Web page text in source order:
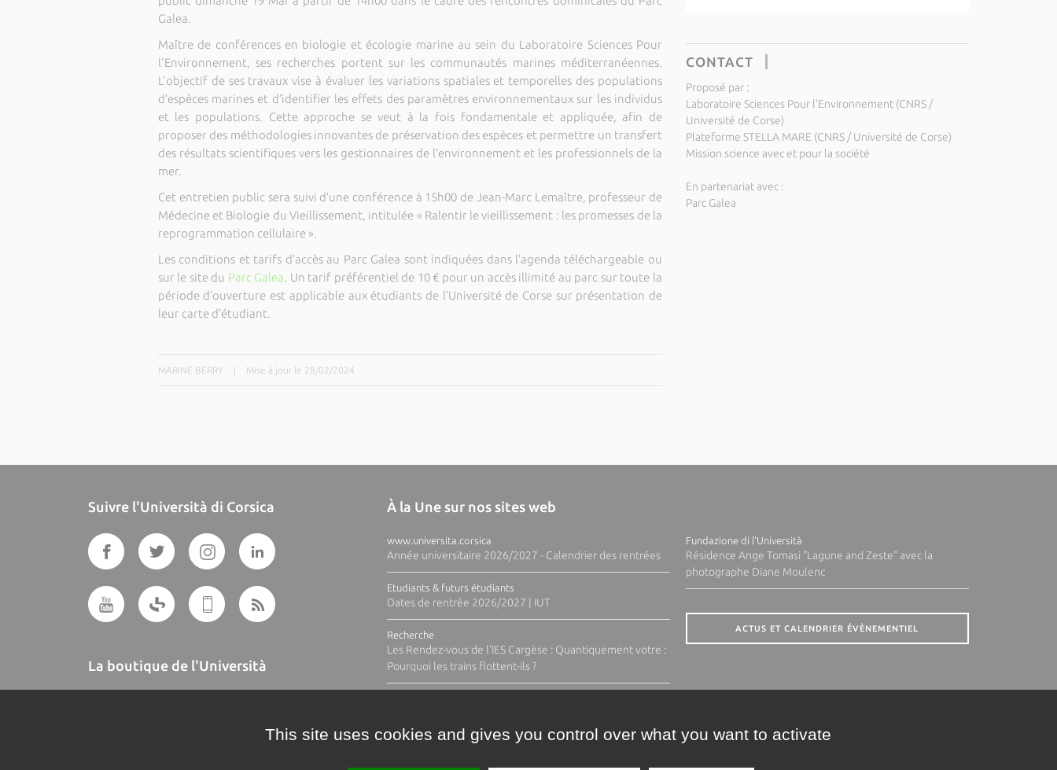
Galea.
Maître de conférences en biologie et écologie marine au sein du Laboratoire Sciences Pour
l'Environnement, ses recherches portent sur les communautés marines méditerranéennes.
L'objectif de ses travaux vise à évaluer les variations spatiales et temporelles des populations
d’espèces marines et d’identifier les effets des paramètres environnementaux sur les individus
et les populations. Cette approche se veut à la fois fondamentale et appliquée, afin de
proposer des méthodologies innovantes de préservation des espèces et permettre un transfert
des résultats scientifiques vers les gestionnaires de l’environnement et les professionnels de la
mer.
Cet entretien public sera suivi d’une conférence à 15h00 de Jean-Marc Lemaître, professeur de
Médecine et Biologie du Vieillissement, intitulée « Ralentir le vieillissement : les promesses de la
reprogrammation cellulaire ».
Les conditions et tarifs d’accès au Parc Galea sont indiquées dans l’agenda téléchargeable ou
sur le site du Parc Galea. Un tarif préférentiel de 10 € pour un accès illimité au parc sur toute la
période d’ouverture est applicable aux étudiants de l’Université de Corse sur présentation de
leur carte d’étudiant.
MARINE BERRY Mise à jour le 28/02/2024
CONTACT
Proposé par :
Laboratoire Sciences Pour l'Environnement (CNRS /
Université de Corse)
Plateforme STELLA MARE (CNRS / Université de Corse)
Mission science avec et pour la société
En partenariat avec :
Parc Galea
Suivre l'Università di Corsica
La boutique de l'Università
À la Une sur nos sites web
www.universita.corsica
Année universitaire 2026/2027 - Calendrier des rentrées
Etudiants & futurs étudiants
Dates de rentrée 2026/2027 | IUT
Recherche
Les Rendez-vous de l'IES Cargèse : Quantiquement votre :
Pourquoi les trains flottent-ils ?
Fundazione di l'Università
Résidence Ange Tomasi "Lagune and Zeste" avec la
photographe Diane Moulenc
ACTUS ET CALENDRIER ÉVÈNEMENTIEL
This site uses cookies and gives you control over what you want to activate